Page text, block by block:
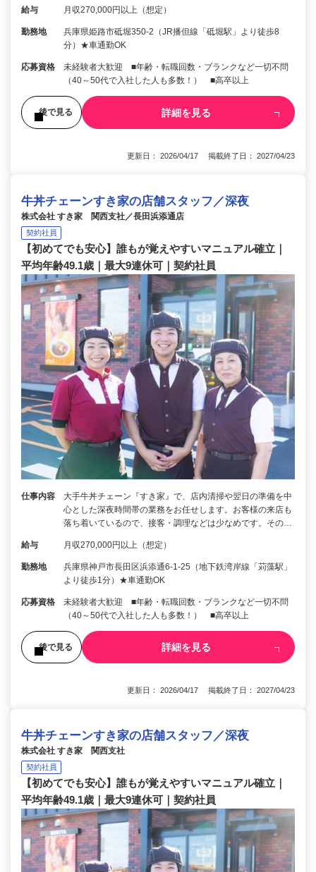
給与 月収270,000円以上（想定）
勤務地
兵庫県姫路市砥堀350-2（JR播但線「砥堀駅」より徒歩8
分）★車通勤OK
応募資格
未経験者大歓迎 ■年齢・転職回数・ブランクなど一切不問
（40～50代で入社した人も多数！） ■高卒以上
後で見る 詳細を見る
更新日： 2026/04/17 掲載終了日： 2027/04/23
牛丼チェーンすき家の店舗スタッフ／深夜
株式会社 すき家 関西支社／長田浜添通店
契約社員
【初めてでも安心】誰もが覚えやすいマニュアル確立｜
平均年齢49.1歳｜最大9連休可｜契約社員
仕事内容
大手牛丼チェーン『すき家』で、店内清掃や翌日の準備を中
心とした深夜時間帯の業務をお任せします。お客様の来店も
落ち着いているので、接客・調理などは少なめです。その…
給与 月収270,000円以上（想定）
勤務地
兵庫県神戸市長田区浜添通6-1-25（地下鉄湾岸線「苅藻駅」
より徒歩1分）★車通勤OK
応募資格
未経験者大歓迎 ■年齢・転職回数・ブランクなど一切不問
（40～50代で入社した人も多数！） ■高卒以上
後で見る 詳細を見る
更新日： 2026/04/17 掲載終了日： 2027/04/23
牛丼チェーンすき家の店舗スタッフ／深夜
株式会社 すき家 関西支社
契約社員
【初めてでも安心】誰もが覚えやすいマニュアル確立｜
平均年齢49.1歳｜最大9連休可｜契約社員